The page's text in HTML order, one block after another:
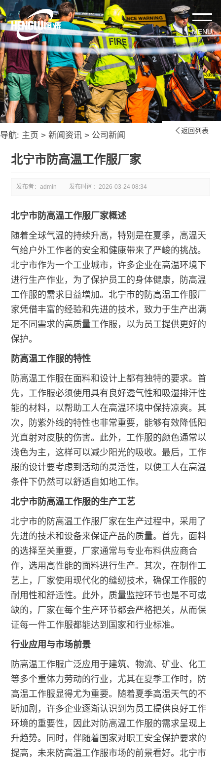
导航: 主页 > 新闻资讯 > 公司新闻  返回列表
北宁市防高温工作服厂家
发布者：admin 发布时间：2026-03-24 08:34
北宁市防高温工作服厂家概述
随着全球气温的持续升高，特别是在夏季，高温天
气给户外工作者的安全和健康带来了严峻的挑战。
北宁市作为一个工业城市，许多企业在高温环境下
进行生产作业，为了保护员工的身体健康，防高温
工作服的需求日益增加。北宁市的防高温工作服厂
家凭借丰富的经验和先进的技术，致力于生产出满
足不同需求的高质量工作服，以为员工提供更好的
保护。
防高温工作服的特性
防高温工作服在面料和设计上都有独特的要求。首
先，工作服必须使用具有良好透气性和吸湿排汗性
能的材料，以帮助工人在高温环境中保持凉爽。其
次，防紫外线的特性也非常重要，能够有效降低阳
光直射对皮肤的伤害。此外，工作服的颜色通常以
浅色为主，这样可以减少阳光的吸收。最后，工作
服的设计要考虑到活动的灵活性，以便工人在高温
条件下仍然可以舒适自如地工作。
北宁市防高温工作服的生产工艺
北宁市的防高温工作服厂家在生产过程中，采用了
先进的技术和设备来保证产品的质量。首先，面料
的选择至关重要，厂家通常与专业布料供应商合
作，选用高性能的面料进行生产。其次，在制作工
艺上，厂家使用现代化的缝纫技术，确保工作服的
耐用性和舒适性。此外，质量监控环节也是不可或
缺的，厂家在每个生产环节都会严格把关，从而保
证每一件工作服都能达到国家和行业标准。
行业应用与市场前景
防高温工作服广泛应用于建筑、物流、矿业、化工
等多个重体力劳动的行业，尤其在夏季工作时，防
高温工作服显得尤为重要。随着夏季高温天气的不
断加剧，许多企业逐渐认识到为员工提供良好工作
环境的重要性，因此对防高温工作服的需求呈现上
升趋势。同时，伴随着国家对职工安全保护要求的
提高，未来防高温工作服市场的前景看好。北宁市